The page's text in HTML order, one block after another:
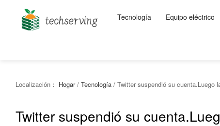
Tecnología Equipo eléctrico
Localización： Hogar / Tecnología / Twitter suspendió su cuenta.Luego
Twitter suspendió su